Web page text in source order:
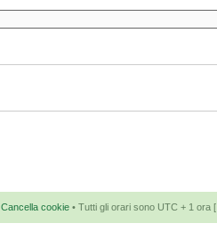
Cancella cookie • Tutti gli orari sono UTC + 1 ora [